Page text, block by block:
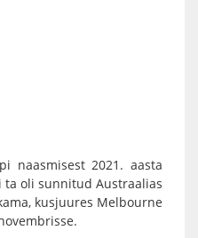
naasmisest 2021. aasta
ta oli sunnitud Austraalias
kusjuures Melbourne